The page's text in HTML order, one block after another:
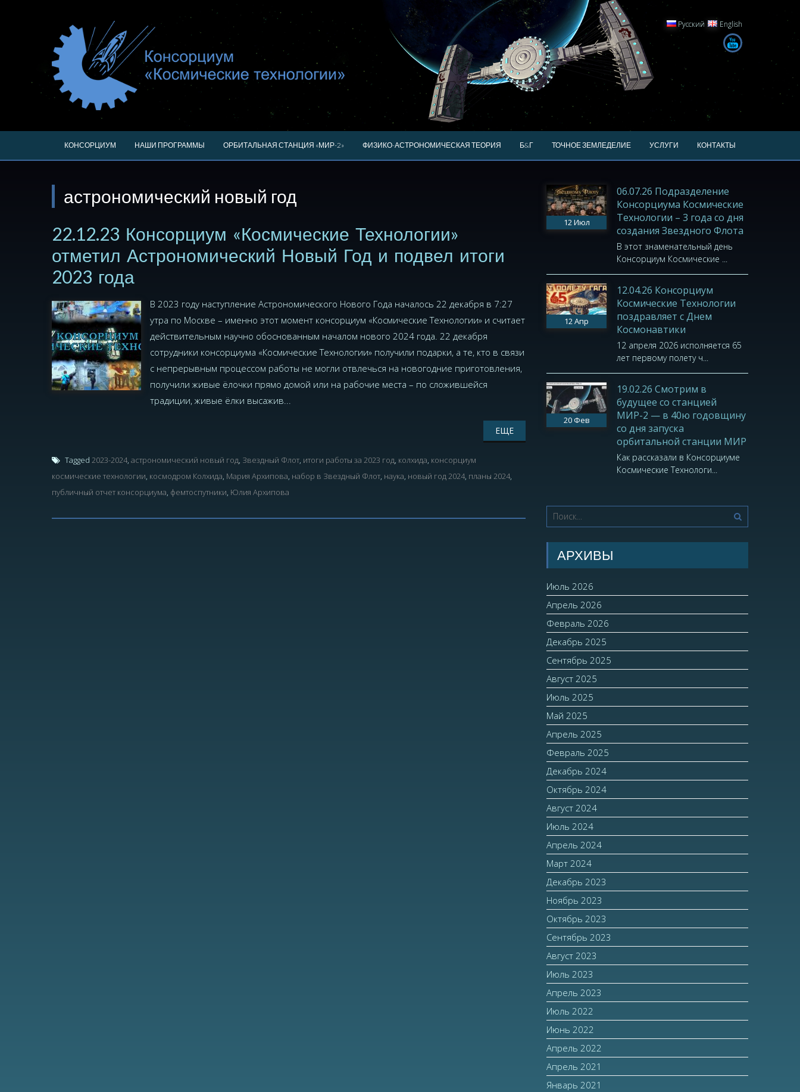
Русский English
КОНСОРЦИУМ НАШИ ПРОГРАММЫ ОРБИТАЛЬНАЯ СТАНЦИЯ «МИР-2» ФИЗИКО-АСТРОНОМИЧЕСКАЯ ТЕОРИЯ Б&Г ТОЧНОЕ ЗЕМЛЕДЕЛИЕ УСЛУГИ КОНТАКТЫ
астрономический новый год
22.12.23 Консорциум «Космические Технологии»
отметил Астрономический Новый Год и подвел итоги
2023 года
В 2023 году наступление Астрономического Нового Года началось 22 декабря в 7:27
утра по Москве – именно этот момент консорциум «Космические Технологии» и считает
действительным научно обоснованным началом нового 2024 года. 22 декабря
сотрудники консорциума «Космические Технологии» получили подарки, а те, кто в связи
с непрерывным процессом работы не могли отвлечься на новогодние приготовления,
получили живые ёлочки прямо домой или на рабочие места – по сложившейся
традиции, живые ёлки высажив...
ЕЩЕ
Tagged 2023-2024, астрономический новый год, Звездный Флот, итоги работы за 2023 год, колхида, консорциум
космические технологии, космодром Колхида, Мария Архипова, набор в Звездный Флот, наука, новый год 2024, планы 2024,
публичный отчет консорциума, фемтоспутники, Юлия Архипова
12Июл
06.07.26 Подразделение
Консорциума Космические
Технологии – 3 года со дня
создания Звездного Флота
В этот знаменательный день
Консорциум Космические ...
12Апр
12.04.26 Консорциум
Космические Технологии
поздравляет с Днем
Космонавтики
12 апреля 2026 исполняется 65
лет первому полету ч...
20 Фев
19.02.26 Смотрим в
будущее со станцией
МИР-2 — в 40ю годовщину
со дня запуска
орбитальной станции МИР
Как рассказали в Консорциуме
Космические Технологи...
АРХИВЫ
Июль 2026
Апрель 2026
Февраль 2026
Декабрь 2025
Сентябрь 2025
Август 2025
Июль 2025
Май 2025
Апрель 2025
Февраль 2025
Декабрь 2024
Октябрь 2024
Август 2024
Июль 2024
Апрель 2024
Март 2024
Декабрь 2023
Ноябрь 2023
Октябрь 2023
Сентябрь 2023
Август 2023
Июль 2023
Апрель 2023
Июль 2022
Июнь 2022
Апрель 2022
Апрель 2021
Январь 2021